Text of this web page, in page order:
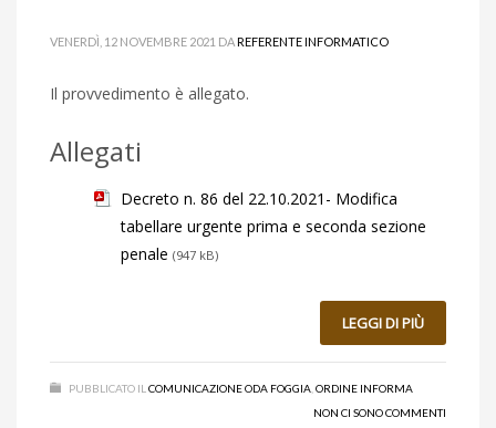
VENERDÌ, 12 NOVEMBRE 2021 DAREFERENTE INFORMATICO
Il provvedimento è allegato.
Allegati
Decreto n. 86 del 22.10.2021- Modifica
tabellare urgente prima e seconda sezione
penale (947 kB)
LEGGI DI PIÙ
PUBBLICATO IL COMUNICAZIONE ODA FOGGIA ORDINE INFORMA
NON CI SONO COMMENTI